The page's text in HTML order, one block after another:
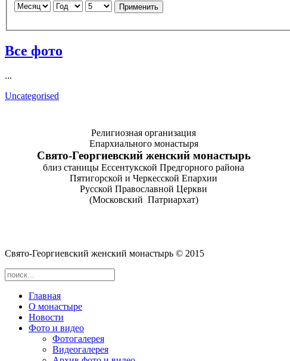
Применить
Все фото
...
Uncategorised
Религиозная организация
Епархиального монастыря
Cвято-­Георгиевский женский монастырь
близ станицы Ессентукской Предгорного района
Пятигорской и Черкесской Епархии
Русской Православной Церкви
(Московский Патриархат)
Cвято-­Георгиевский женский монастырь © 2015
Главная
О монастыре
Новости
Фото и видео
Фотогалерея
Видеогалерея